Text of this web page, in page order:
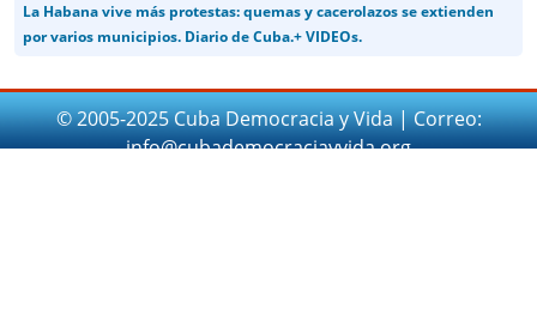
La Habana vive más protestas: quemas y cacerolazos se extienden
por varios municipios. Diario de Cuba.+ VIDEOs.
© 2005-2025 Cuba Democracia y Vida | Correo:
info@cubademocraciayvida.org